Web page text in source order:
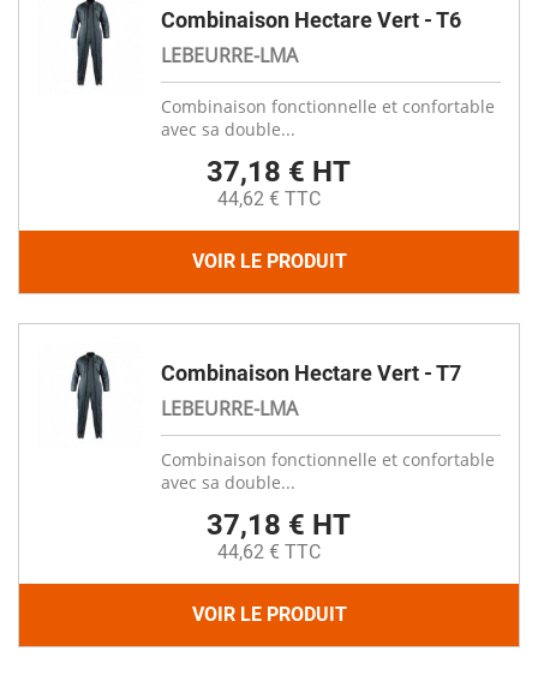
Combinaison Hectare Vert - T6
LEBEURRE-LMA
Combinaison fonctionnelle et confortable
avec sa double...
37,18 € HT
44,62 € TTC
VOIR LE PRODUIT
Combinaison Hectare Vert - T7
LEBEURRE-LMA
Combinaison fonctionnelle et confortable
avec sa double...
37,18 € HT
44,62 € TTC
VOIR LE PRODUIT